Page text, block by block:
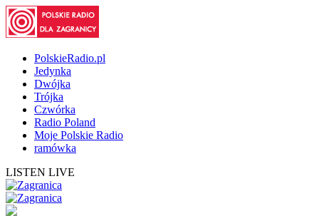
PolskieRadio.pl
Jedynka
Dwójka
Trójka
Czwórka
Radio Poland
Moje Polskie Radio
ramówka
LISTEN LIVE